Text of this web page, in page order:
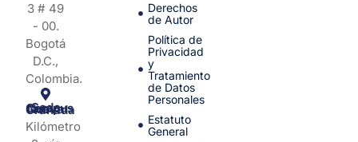
3 # 49
- 00.
Bogotá
D.C.,
Colombia.
Sede Campus Nueva Granada
Kilómetro
Derechos
de Autor
Política de
Privacidad
y
Tratamiento
de Datos
Personales
Estatuto
General